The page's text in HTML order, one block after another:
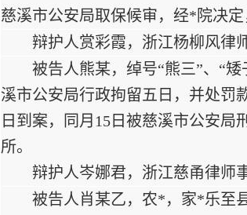
慈溪市公安局取保候审，经*院决定
辩护人赏彩霞，浙江杨柳风律
被告人熊某，绰号“熊三”、“
溪市公安局行政拘留五日，并处罚
日到案，同月15日被慈溪市公安
所。
辩护人岑娜君，浙江慈甬律师
被告人肖某乙，农*，家*乐至